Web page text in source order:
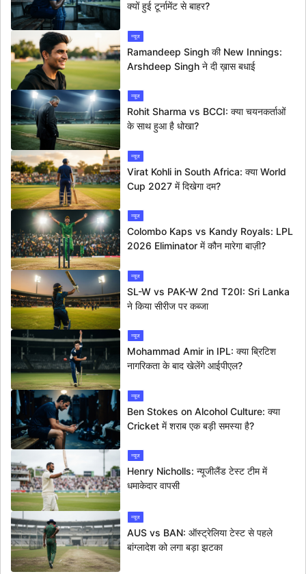
क्यों हुई टूर्नामेंट से बाहर?
न्यूज
Ramandeep Singh की New Innings:
Arshdeep Singh ने दी ख़ास बधाई
न्यूज
Rohit Sharma vs BCCI: क्या चयनकर्ताओं
के साथ हुआ है धोखा?
न्यूज
Virat Kohli in South Africa: क्या World
Cup 2027 में दिखेगा दम?
न्यूज
Colombo Kaps vs Kandy Royals: LPL
2026 Eliminator में कौन मारेगा बाज़ी?
न्यूज
SL-W vs PAK-W 2nd T20I: Sri Lanka
ने किया सीरीज पर कब्जा
न्यूज
Mohammad Amir in IPL: क्या ब्रिटिश
नागरिकता के बाद खेलेंगे आईपीएल?
न्यूज
Ben Stokes on Alcohol Culture: क्या
Cricket में शराब एक बड़ी समस्या है?
न्यूज
Henry Nicholls: न्यूजीलैंड टेस्ट टीम में
धमाकेदार वापसी
न्यूज
AUS vs BAN: ऑस्ट्रेलिया टेस्ट से पहले
बांग्लादेश को लगा बड़ा झटका